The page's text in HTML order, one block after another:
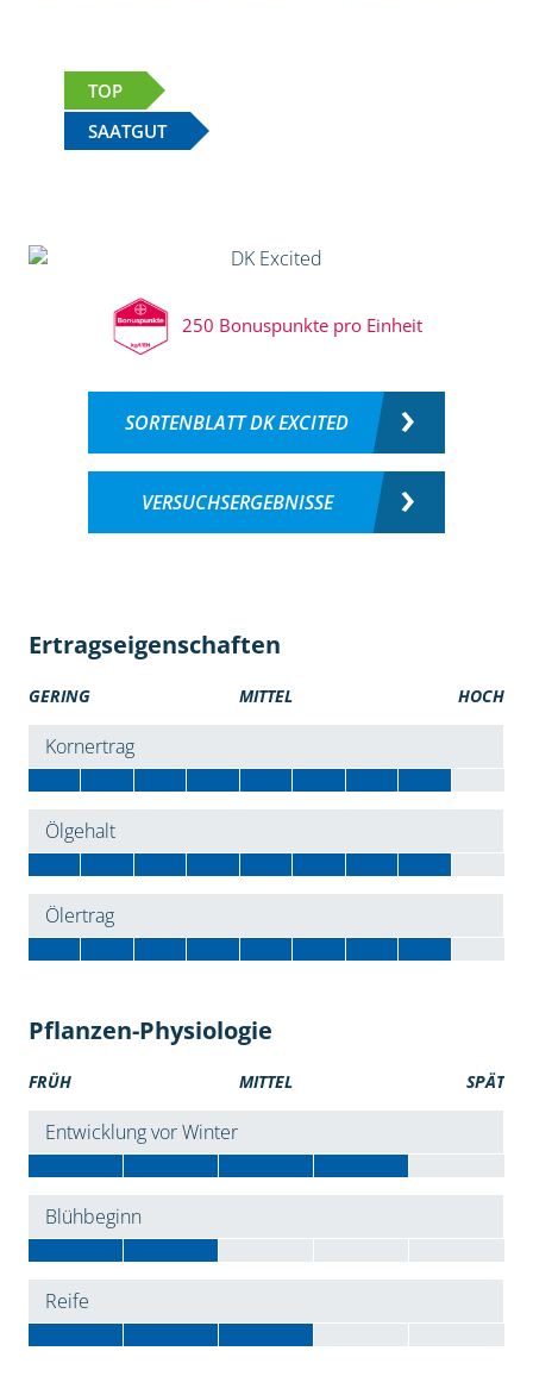
TOP
SAATGUT
250 Bonuspunkte pro Einheit
SORTENBLATT DK EXCITED
VERSUCHSERGEBNISSE
Ertragseigenschaften
GERING MITTEL HOCH
Kornertrag
Ölgehalt
Ölertrag
Pflanzen-Physiologie
FRÜH MITTEL SPÄT
Entwicklung vor Winter
Blühbeginn
Reife